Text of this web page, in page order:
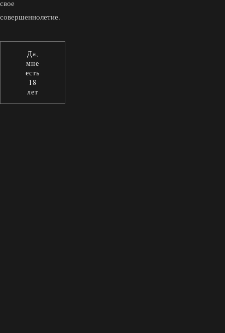
свое
совершеннолетие.
Да,
мне
есть
18
лет